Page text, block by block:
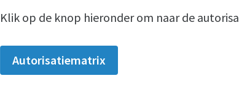
Klik op de knop hieronder om naar de
Autorisatiematrix